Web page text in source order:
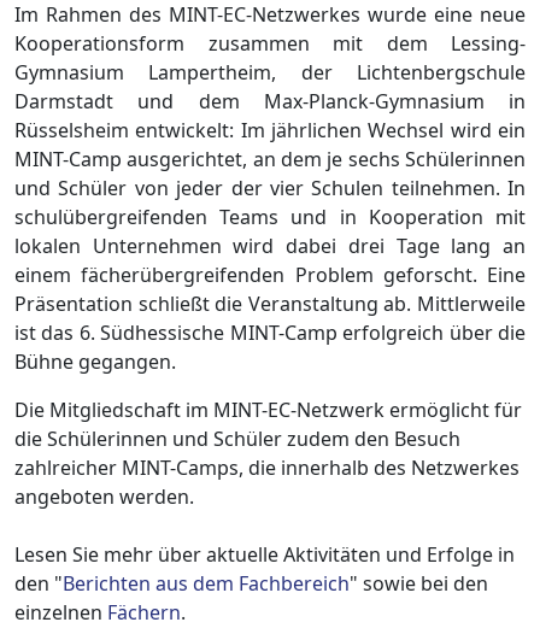
Im Rahmen des MINT-EC-Netzwerkes wurde eine neue
Kooperationsform zusammen mit dem Lessing-
Gymnasium Lampertheim, der Lichtenbergschule
Darmstadt und dem Max-Planck-Gymnasium in
Rüsselsheim entwickelt: Im jährlichen Wechsel wird ein
MINT-Camp ausgerichtet, an dem je sechs Schülerinnen
und Schüler von jeder der vier Schulen teilnehmen. In
schulübergreifenden Teams und in Kooperation mit
lokalen Unternehmen wird dabei drei Tage lang an
einem fächerübergreifenden Problem geforscht. Eine
Präsentation schließt die Veranstaltung ab. Mittlerweile
ist das 6. Südhessische MINT-Camp erfolgreich über die
Bühne gegangen.
Die Mitgliedschaft im MINT-EC-Netzwerk ermöglicht für
die Schülerinnen und Schüler zudem den Besuch
zahlreicher MINT-Camps, die innerhalb des Netzwerkes
angeboten werden.
Lesen Sie mehr über aktuelle Aktivitäten und Erfolge in
den "Berichten aus dem Fachbereich" sowie bei den
einzelnen Fächern.